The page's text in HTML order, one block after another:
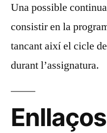
Una possible
consistir en la
tancant així el cicle
durant l’assignatura.
Enllaços